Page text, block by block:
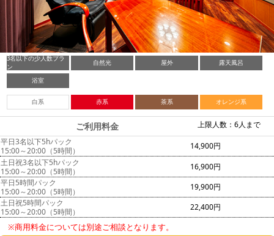
3名以下の少人数プラ
ン
自然光 屋外 露天風呂
浴室
白系 赤系 茶系 オレンジ系
上限人数：6人まで
ご利用料金
平日3名以下5hパック
15:00～20:00（5時間）
14,900円
土日祝3名以下5hパック
15:00～20:00（5時間）
16,900円
平日5時間パック
15:00～20:00（5時間）
19,900円
土日祝5時間パック
15:00～20:00（5時間）
22,400円
※商用料金については別途ご相談となります。